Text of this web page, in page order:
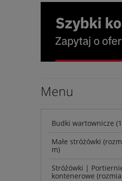
Menu
Budki wartownicze
Małe stróżówki
m)
Stróżówki |
kontenerowe